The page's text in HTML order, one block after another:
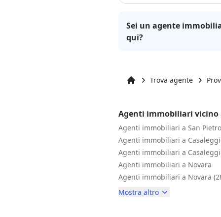
Sei un agente
qui?
Trova agente
Agenti immobiliari vicino
Agenti immobiliari a San
Agenti immobiliari a
Agenti immobiliari a
Agenti immobiliari a Novara
Agenti immobiliari a Novara
Mostra altro